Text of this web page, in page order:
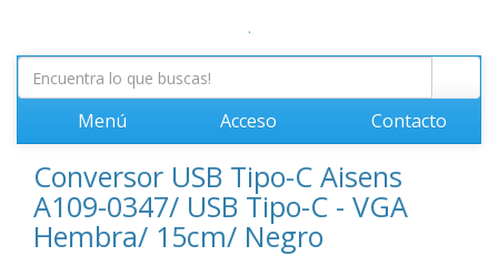
.
Menú Acceso Contacto
Conversor USB Tipo-C Aisens
A109-0347/ USB Tipo-C - VGA
Hembra/ 15cm/ Negro